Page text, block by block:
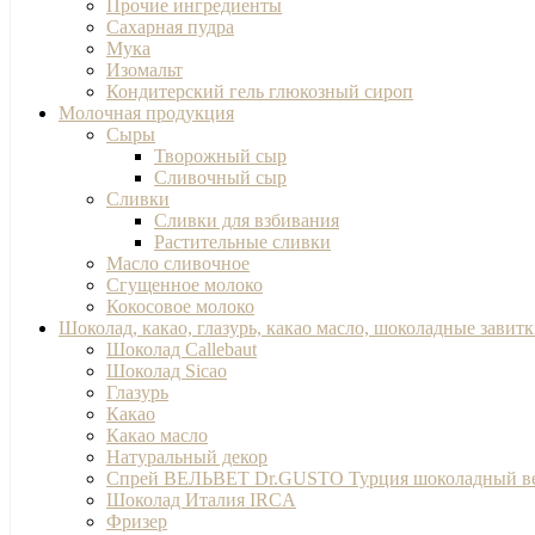
Прочие ингредиенты
Сахарная пудра
Мука
Изомальт
Кондитерский гель глюкозный сироп
Молочная продукция
Сыры
Творожный сыр
Сливочный сыр
Сливки
Сливки для взбивания
Растительные сливки
Масло сливочное
Сгущенное молоко
Кокосовое молоко
Шоколад, какао, глазурь, какао масло, шоколадные
Шоколад Callebaut
Шоколад Sicao
Глазурь
Какао
Какао масло
Натуральный декор
Спрей ВЕЛЬВЕТ Dr.GUSTO Турция шоколадный
Шоколад Италия IRCA
Фризер